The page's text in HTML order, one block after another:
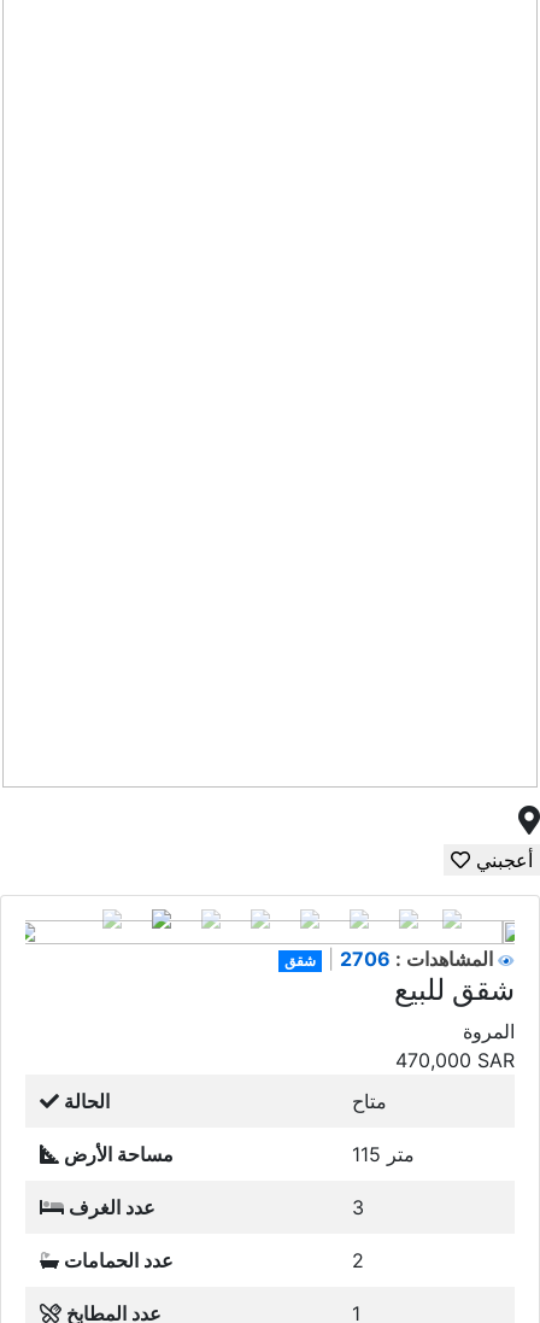
أعجبني
شقق المشاهدات :
شقق للبيع
المروة
470,000 SAR
الحالة
متاح
مساحة الأرض 115 متر
عدد الغرف 3
عدد الحمامات 2
عدد المطابخ 1